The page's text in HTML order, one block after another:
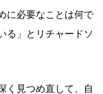
に必要なことは何で
る」とリチャードソ
く見つめ直して、自